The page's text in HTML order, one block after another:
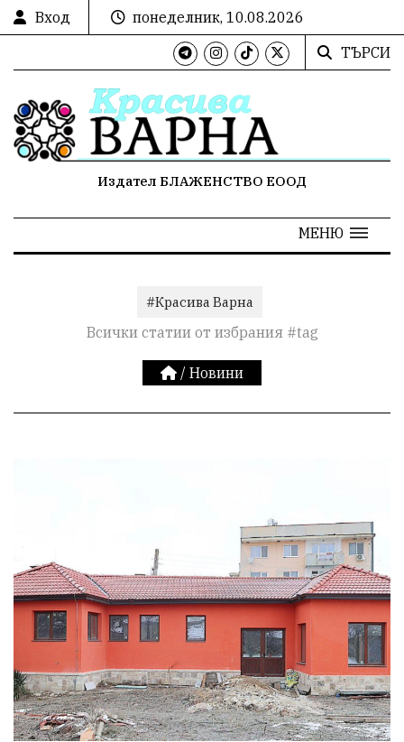
Вход
понеделник, 10.08.2026
ТЪРСИ
Издател БЛАЖЕНСТВО ЕООД
МЕНЮ
#Красива Варна
Всички статии от избрания #tag
/ Новини